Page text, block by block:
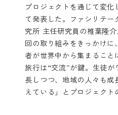
プロジェクトを通じて変
て発表した。ファシリテ
究所 主任研究員の椎葉隆
回の取り組みをきっかけ
者が世界中から集まるこ
旅行は“交流”が鍵。生徒
長しつつ、地域の人々も
えている」とプロジェクト